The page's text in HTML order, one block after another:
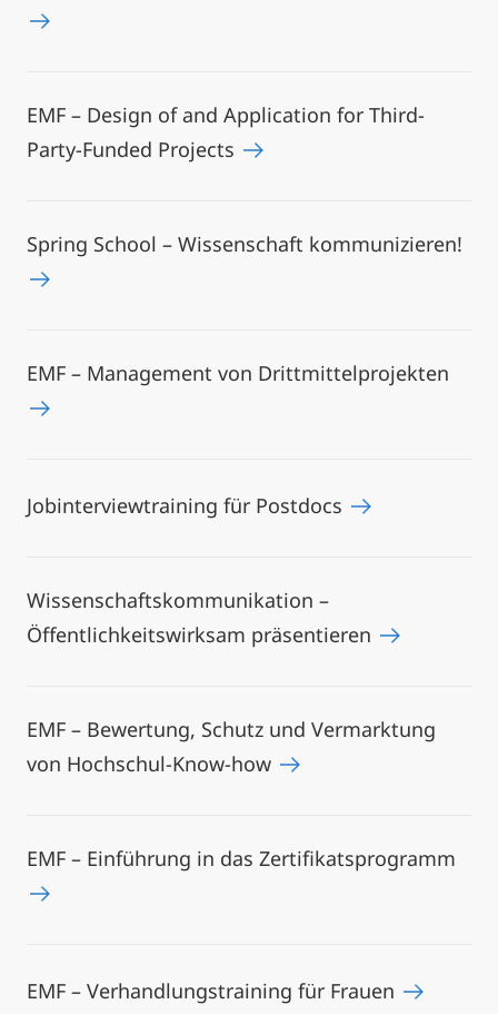
EMF – Design of and Application for Third-
Party-Funded Projects
Spring School – Wissenschaft kommunizieren!
EMF – Management von Drittmittelprojekten
Jobinterviewtraining für Postdocs
Wissenschaftskommunikation –
Öffentlichkeitswirksam präsentieren
EMF – Bewertung, Schutz und Vermarktung
von Hochschul-Know-how
EMF – Einführung in das Zertifikatsprogramm
EMF – Verhandlungstraining für Frauen